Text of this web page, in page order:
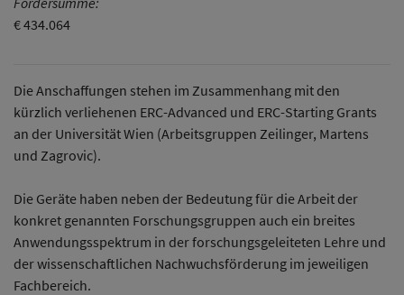
€ 434.064
Die Anschaffungen stehen im Zusammenhang mit den
kürzlich verliehenen ERC-Advanced und ERC-Starting Grants
an der Universität Wien (Arbeitsgruppen Zeilinger, Martens
und Zagrovic).
Die Geräte haben neben der Bedeutung für die Arbeit der
konkret genannten Forschungsgruppen auch ein breites
Anwendungsspektrum in der forschungsgeleiteten Lehre und
der wissenschaftlichen Nachwuchsförderung im jeweiligen
Fachbereich.